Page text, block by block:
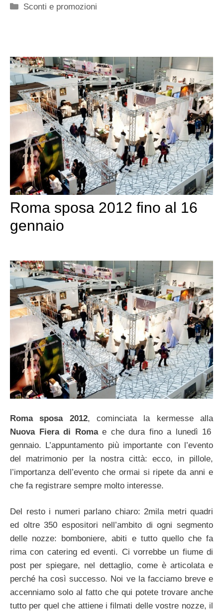
Categorie
Sconti e promozioni
Roma sposa 2012 fino al 16
gennaio
Roma sposa 2012, cominciata la kermesse alla
Nuova Fiera di Romae che dura fino a lunedì 16
gennaio. L’appuntamento più importante con l’evento
del matrimonio per la nostra città: ecco, in pillole,
l’importanza dell’evento che ormai si ripete da anni e
che fa registrare sempre molto interesse.
Del resto i numeri parlano chiaro: 2mila metri quadri
ed oltre 350 espositori nell’ambito di ogni segmento
delle nozze: bomboniere, abiti e tutto quello che fa
rima con catering ed eventi. Ci vorrebbe un fiume di
post per spiegare, nel dettaglio, come è articolata e
perché ha così successo. Noi ve la facciamo breve e
accenniamo solo al fatto che qui potete trovare anche
tutto per quel che attiene i filmati delle vostre nozze, il